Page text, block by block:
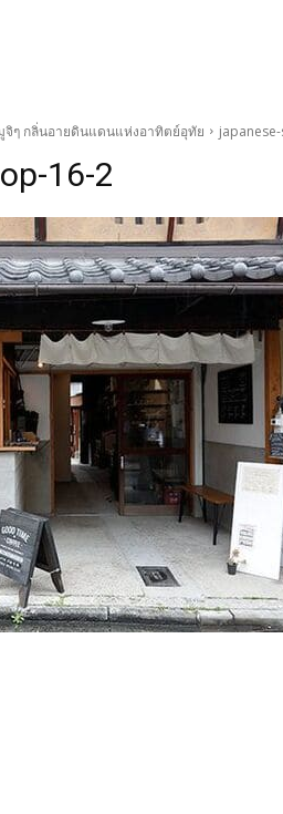
จิๆ กลิ่นอายดินแดนแห่งอาทิตย์อุทัย
16-2